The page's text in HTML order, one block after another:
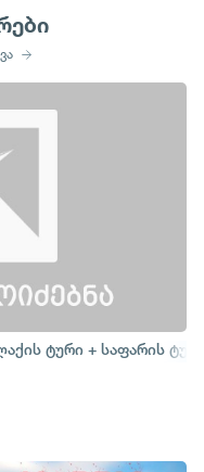
ტური + საფარის